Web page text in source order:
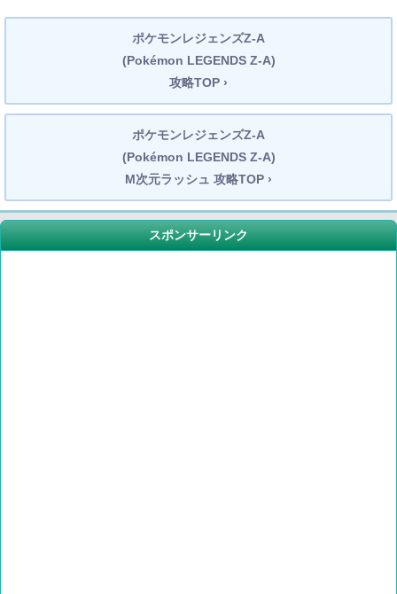
ポケモンレジェンズZ-A
(Pokémon LEGENDS Z-A)
攻略TOP ›
ポケモンレジェンズZ-A
(Pokémon LEGENDS Z-A)
M次元ラッシュ 攻略TOP ›
スポンサーリンク